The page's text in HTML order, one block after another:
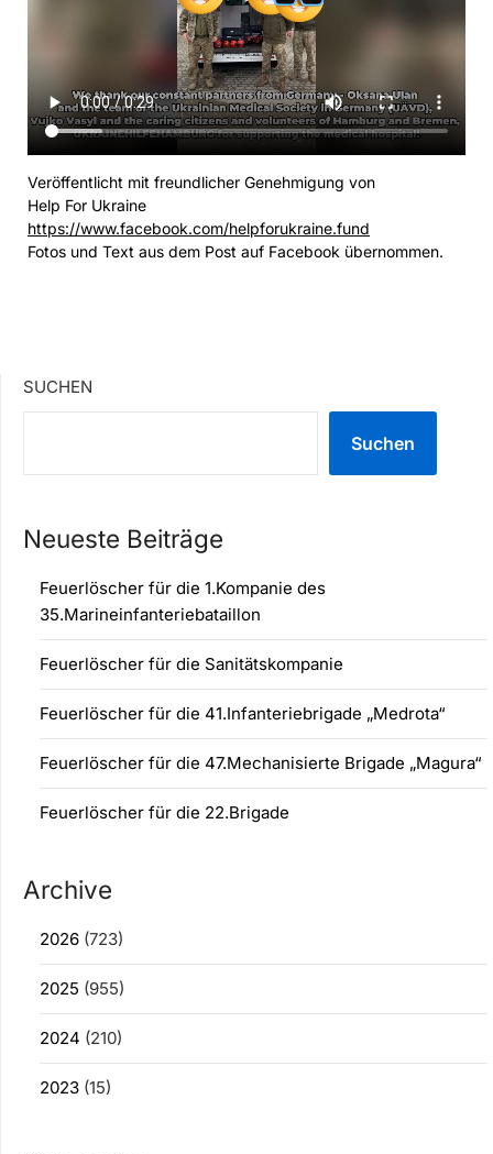
Veröffentlicht mit freundlicher Genehmigung von
Help For Ukraine
https://www.facebook.com/helpforukraine.fund
Fotos und Text aus dem Post auf Facebook übernommen.
SUCHEN
Suchen
Neueste Beiträge
Feuerlöscher für die 1.Kompanie des
35.Marineinfanteriebataillon
Feuerlöscher für die Sanitätskompanie
Feuerlöscher für die 41.Infanteriebrigade „Medrota“
Feuerlöscher für die 47.Mechanisierte Brigade „Magura“
Feuerlöscher für die 22.Brigade
Archive
2026 (723)
2025 (955)
2024 (210)
2023 (15)